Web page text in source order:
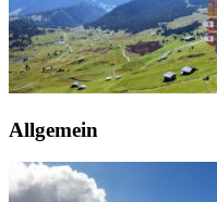
Allgemein